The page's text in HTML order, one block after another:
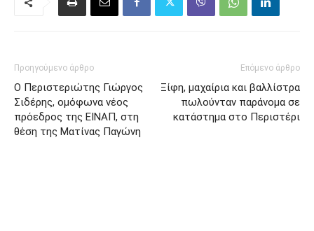
Προηγούμενο άρθρο
Ο Περιστεριώτης Γιώργος
Σιδέρης, ομόφωνα νέος
πρόεδρος της ΕΙΝΑΠ, στη
θέση της Ματίνας Παγώνη
Επόμενο άρθρο
Ξίφη, μαχαίρια και βαλλίστρα
πωλούνταν παράνομα σε
κατάστημα στο Περιστέρι